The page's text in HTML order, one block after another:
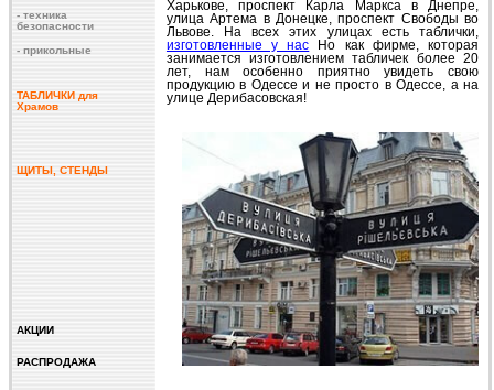
- техника
безопасности
- прикольные
ТАБЛИЧКИ для
Храмов
ЩИТЫ, СТЕНДЫ
АКЦИИ
РАСПРОДАЖА
Харькове, проспект Карла Маркса в Днепре,
улица Артема в Донецке, проспект Свободы во
Львове. На всех этих улицах есть таблички,
изготовленные у нас Но как фирме, которая
занимается изготовлением табличек более 20
лет, нам особенно приятно увидеть свою
продукцию в Одессе и не просто в Одессе, а на
улице Дерибасовская!